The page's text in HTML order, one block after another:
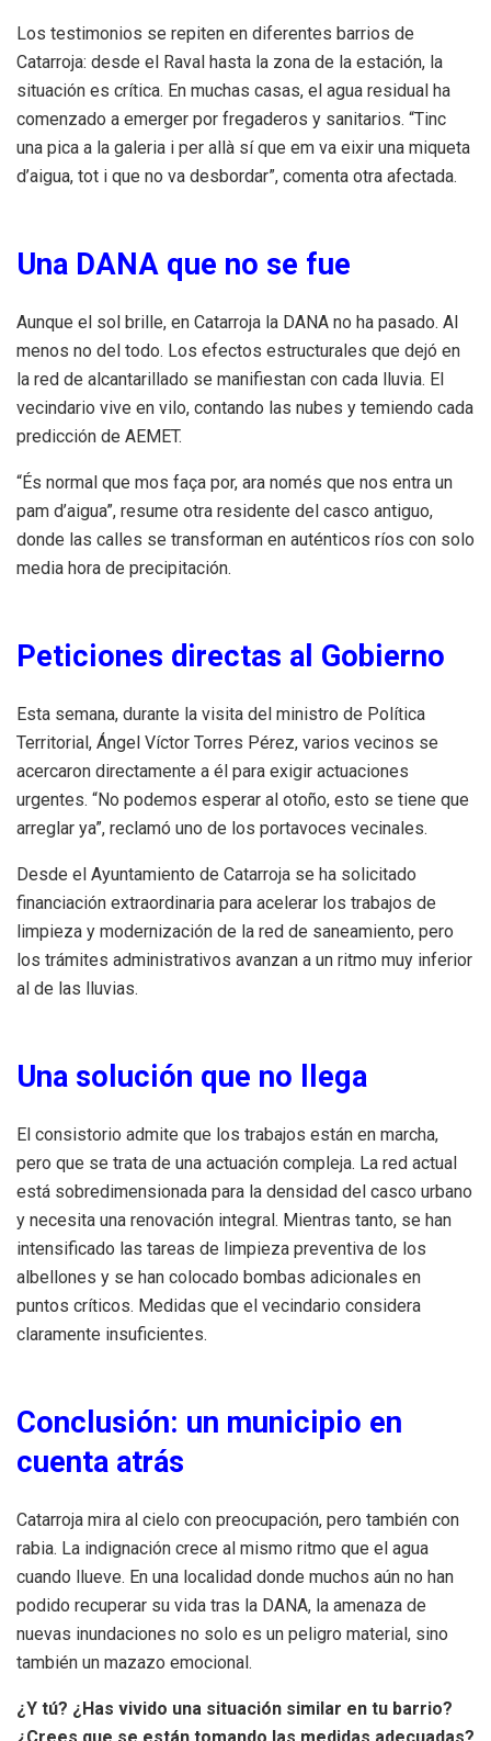
Los testimonios se repiten en diferentes barrios de
Catarroja: desde el Raval hasta la zona de la estación, la
situación es crítica. En muchas casas, el agua residual ha
comenzado a emerger por fregaderos y sanitarios. “Tinc
una pica a la galeria i per allà sí que em va eixir una miqueta
d’aigua, tot i que no va desbordar”, comenta otra afectada.
Una DANA que no se fue
Aunque el sol brille, en Catarroja la DANA no ha pasado. Al
menos no del todo. Los efectos estructurales que dejó en
la red de alcantarillado se manifiestan con cada lluvia. El
vecindario vive en vilo, contando las nubes y temiendo cada
predicción de AEMET.
“És normal que mos faça por, ara només que nos entra un
pam d’aigua”, resume otra residente del casco antiguo,
donde las calles se transforman en auténticos ríos con solo
media hora de precipitación.
Peticiones directas al Gobierno
Esta semana, durante la visita del ministro de Política
Territorial, Ángel Víctor Torres Pérez, varios vecinos se
acercaron directamente a él para exigir actuaciones
urgentes. “No podemos esperar al otoño, esto se tiene que
arreglar ya”, reclamó uno de los portavoces vecinales.
Desde el Ayuntamiento de Catarroja se ha solicitado
financiación extraordinaria para acelerar los trabajos de
limpieza y modernización de la red de saneamiento, pero
los trámites administrativos avanzan a un ritmo muy inferior
al de las lluvias.
Una solución que no llega
El consistorio admite que los trabajos están en marcha,
pero que se trata de una actuación compleja. La red actual
está sobredimensionada para la densidad del casco urbano
y necesita una renovación integral. Mientras tanto, se han
intensificado las tareas de limpieza preventiva de los
albellones y se han colocado bombas adicionales en
puntos críticos. Medidas que el vecindario considera
claramente insuficientes.
Conclusión: un municipio en
cuenta atrás
Catarroja mira al cielo con preocupación, pero también con
rabia. La indignación crece al mismo ritmo que el agua
cuando llueve. En una localidad donde muchos aún no han
podido recuperar su vida tras la DANA, la amenaza de
nuevas inundaciones no solo es un peligro material, sino
también un mazazo emocional.
¿Y tú? ¿Has vivido una situación similar en tu barrio?
¿Crees que se están tomando las medidas adecuadas?